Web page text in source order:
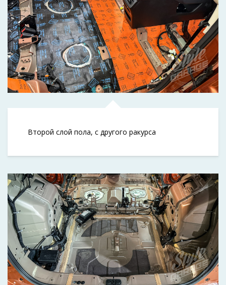
Второй слой пола, с другого ракурса